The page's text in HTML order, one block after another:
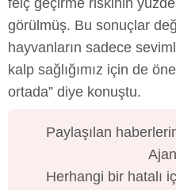
felç geçirme riskinin
görülmüş. Bu sonuçlar
hayvanların sadece
kalp sağlığımız için de
ortada” diye konuştu.
Paylaşılan
Herhangi bir hatalı